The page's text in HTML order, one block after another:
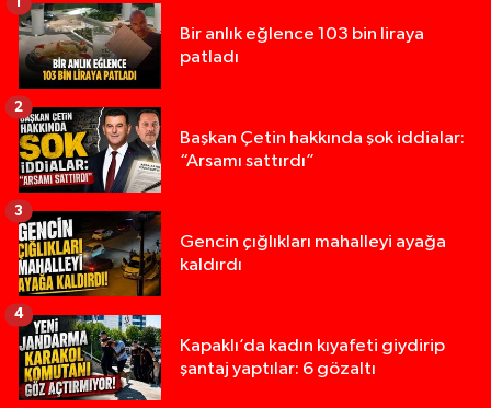
Bir anlık eğlence 103 bin liraya
patladı
Başkan Çetin hakkında şok iddialar:
“Arsamı sattırdı”
2
Gencin çığlıkları mahalleyi ayağa
kaldırdı
3
Kapaklı’da kadın kıyafeti giydirip
şantaj yaptılar: 6 gözaltı
4